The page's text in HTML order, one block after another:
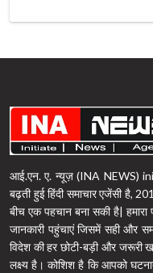
आई.एन. ए. न्यूज़ (INA NEWS)
बढ़ती हुई हिंदी समाचार एजेंसी
बीच एक पहचान बना सकी है|
जानकारी पहुंचाएं जिसमें सही और
विदेश की हर छोटी-बड़ी और जरूरी
लक्ष्य है। कोशिश है कि आपको